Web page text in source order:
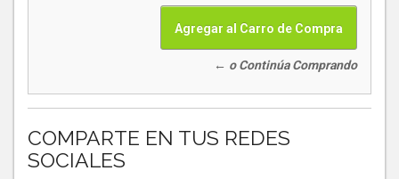
← o Continúa Comprando
COMPARTE EN TUS REDES
SOCIALES